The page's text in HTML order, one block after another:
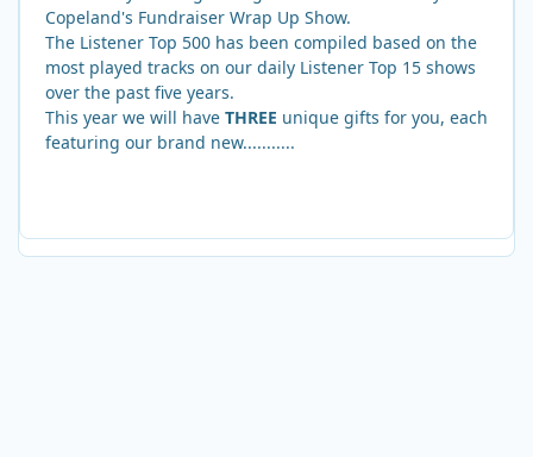
Copeland's Fundraiser Wrap Up Show.
The Listener Top 500 has been compiled based on the
most played tracks on our daily Listener Top 15 shows
over the past five years.
This year we will have THREE unique gifts for you, each
featuring our brand new...........